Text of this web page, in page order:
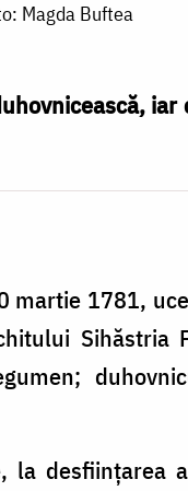
Magda Buftea
iar
martie 1781,
Sihăstria
la desfiinţarea